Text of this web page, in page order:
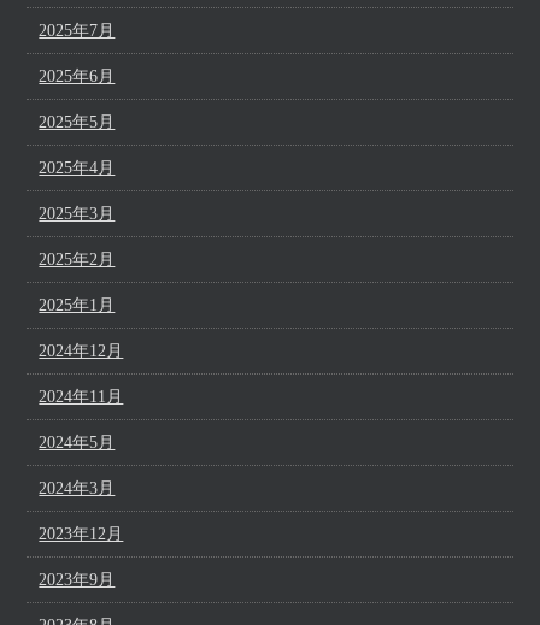
2025年7月
2025年6月
2025年5月
2025年4月
2025年3月
2025年2月
2025年1月
2024年12月
2024年11月
2024年5月
2024年3月
2023年12月
2023年9月